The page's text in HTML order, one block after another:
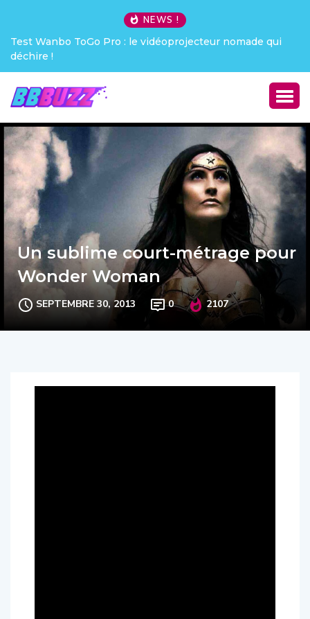
NEWS !
Test Wanbo ToGo Pro : le vidéoprojecteur nomade qui
déchire !
Un sublime court-métrage pour
Wonder Woman
SEPTEMBRE 30, 2013 0 2107